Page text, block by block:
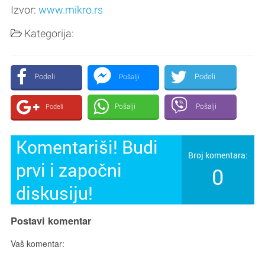
Izvor: www.mikro.rs
Kategorija:
Podeli Pošalji Podeli
Podeli Pošalji Pošalji
Komentariši! Budi
prvi i započni
diskusiju!
Broj komentara:
0
Postavi komentar
Vaš komentar: